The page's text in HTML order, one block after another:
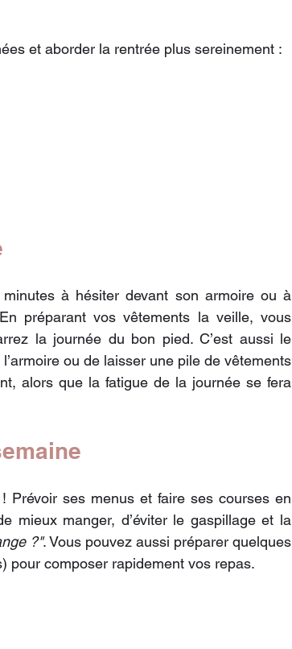
et aborder la rentrée plus sereinement :
à hésiter devant son armoire ou à
préparant vos vêtements la veille, vous
la journée du bon pied. C’est aussi le
ou de laisser une pile de vêtements
alors que la fatigue de la journée se fera
ses menus et faire ses courses en
mieux manger, d’éviter le gaspillage et la
?". Vous pouvez aussi préparer quelques
pour composer rapidement vos repas.